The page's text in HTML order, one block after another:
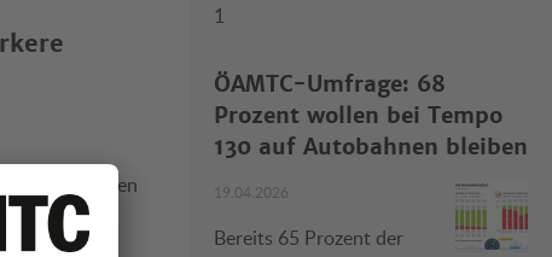
bei Literpreisen
1
ÖAMTC-Umfrage: 68
Prozent wollen bei Tempo
130 auf Autobahnen bleiben
19.04.2026
Bereits 65 Prozent der